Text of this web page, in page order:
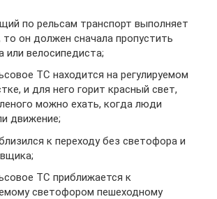
по рельсам транспорт выполняет
то он должен сначала пропустить
или велосипедиста;
ТС находится на регулируемом
и для него горит красный свет,
можно ехать, когда люди
движение;
к переходу без светофора и
ТС приближается к
светофором пешеходному